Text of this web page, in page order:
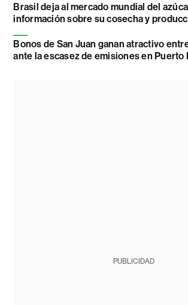
Brasil deja al mercado mundial del
información sobre su cosecha y
Bonos de San Juan ganan atractivo
ante la escasez de emisiones en Puerto
PUBLICIDAD